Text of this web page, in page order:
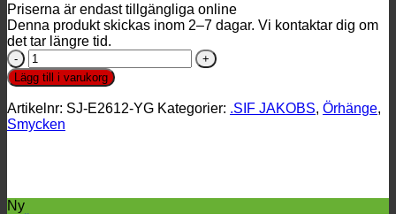
Priserna är endast tillgängliga online
Denna produkt skickas inom 2–7 dagar. Vi kontaktar dig om
det tar längre tid.
Örhängen
Julia
Creole
mängd
Lägg till i varukorg
Artikelnr: SJ-E2612-YG Kategorier: .SIF JAKOBS, Örhänge,
Smycken
Ny